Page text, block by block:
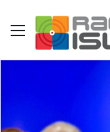
Menu